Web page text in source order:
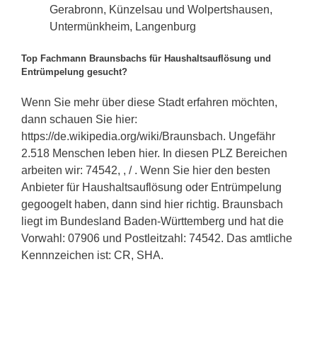
Gerabronn, Künzelsau und Wolpertshausen,
Untermünkheim, Langenburg
Top Fachmann Braunsbachs für Haushaltsauflösung und
Entrümpelung gesucht?
Wenn Sie mehr über diese Stadt erfahren möchten,
dann schauen Sie hier:
https://de.wikipedia.org/wiki/Braunsbach. Ungefähr
2.518 Menschen leben hier. In diesen PLZ Bereichen
arbeiten wir: 74542, , / . Wenn Sie hier den besten
Anbieter für Haushaltsauflösung oder Entrümpelung
gegoogelt haben, dann sind hier richtig. Braunsbach
liegt im Bundesland Baden-Württemberg und hat die
Vorwahl: 07906 und Postleitzahl: 74542. Das amtliche
Kennnzeichen ist: CR, SHA.